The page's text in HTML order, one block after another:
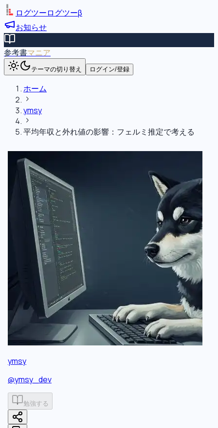
ログツーログツーβ
お知らせ
参考書マニア
テーマの切り替え ログイン/登録
ホーム
ymsy
平均年収と外れ値の影響：フェルミ推定で考える
ymsy
@ymsy_dev
勉強する